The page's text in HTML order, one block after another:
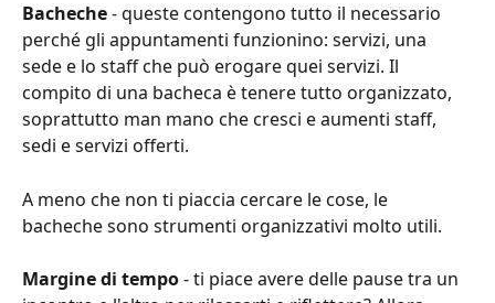
Bacheche - queste contengono tutto il necessario
perché gli appuntamenti funzionino: servizi, una
sede e lo staff che può erogare quei servizi. Il
compito di una bacheca è tenere tutto organizzato,
soprattutto man mano che cresci e aumenti staff,
sedi e servizi offerti.
A meno che non ti piaccia cercare le cose, le
bacheche sono strumenti organizzativi molto utili.
Margine di tempo - ti piace avere delle pause tra un